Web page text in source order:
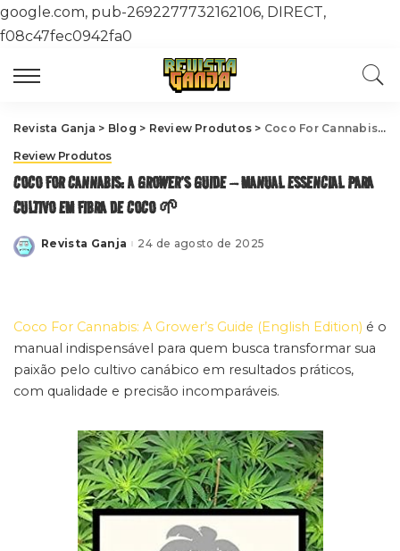
google.com, pub-2692277732162106, DIRECT,
f08c47fec0942fa0
Revista Ganja > Blog > Review Produtos > Coco For Cannabis: A Grower’s Guide – Manual Essencial para Cultivo em Fibra de Coco 🌱
Review Produtos
COCO FOR CANNABIS: A GROWER’S GUIDE – MANUAL ESSENCIAL PARA
CULTIVO EM FIBRA DE COCO 🌱
Posted
Revista Ganja 24 de agosto de 2025
Coco For Cannabis: A Grower’s Guide (English Edition) é o
manual indispensável para quem busca transformar sua
paixão pelo cultivo canábico em resultados práticos,
com qualidade e precisão incomparáveis.